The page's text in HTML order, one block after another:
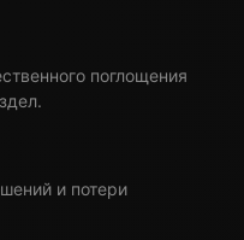
поглощения
и потери